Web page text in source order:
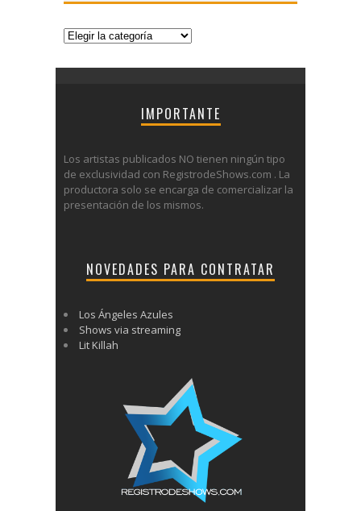
Categorías
IMPORTANTE
Los artistas publicados NO tienen ningún tipo
de exclusividad con RegistrodeShows.com . La
productora solo se encarga de comercializar la
presentación de los mismos.
NOVEDADES PARA CONTRATAR
Los Ángeles Azules
Shows via streaming
Lit Killah